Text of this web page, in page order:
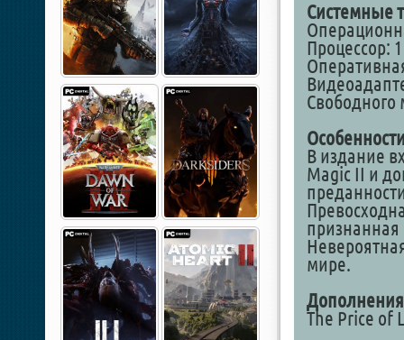
Системные
Процессор:
Свободного
В издание
Magic II и
мире.
The Price of